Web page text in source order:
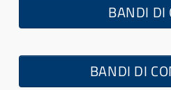
BANDI DI
BANDI DI